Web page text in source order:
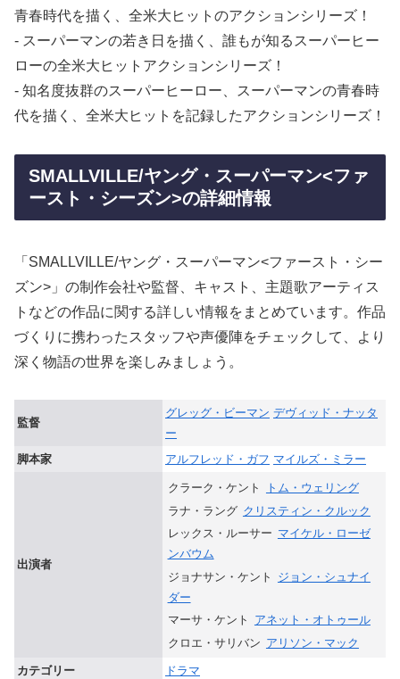
青春時代を描く、全米大ヒットのアクションシリーズ！
- スーパーマンの若き日を描く、誰もが知るスーパーヒー
ローの全米大ヒットアクションシリーズ！
- 知名度抜群のスーパーヒーロー、スーパーマンの青春時
代を描く、全米大ヒットを記録したアクションシリーズ！
SMALLVILLE/ヤング・スーパーマン<ファ
ースト・シーズン>の詳細情報
「SMALLVILLE/ヤング・スーパーマン<ファースト・シー
ズン>」の制作会社や監督、キャスト、主題歌アーティス
トなどの作品に関する詳しい情報をまとめています。作品
づくりに携わったスタッフや声優陣をチェックして、より
深く物語の世界を楽しみましょう。
監督
グレッグ・ビーマン デヴィッド・ナッタ
ー
脚本家
アルフレッド・ガフ マイルズ・ミラー
出演者
クラーク・ケント
トム・ウェリング
ラナ・ラング クリスティン・クルック
レックス・ルーサー マイケル・ローゼ
ンバウム
ジョナサン・ケント
ジョン・シュナイ
ダー
マーサ・ケント
アネット・オトゥール
クロエ・サリバン アリソン・マック
カテゴリー
ドラマ